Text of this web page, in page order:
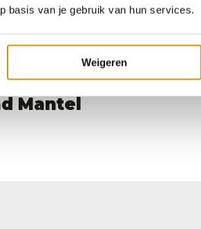
basis van je gebruik van hun services.
Weigeren
Mantel